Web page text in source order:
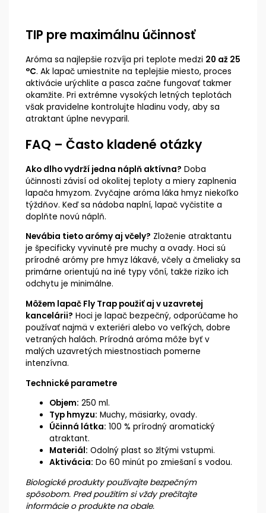
TIP pre maximálnu účinnosť
Aróma sa najlepšie rozvíja pri teplote medzi 20 až 25
°C. Ak lapač umiestnite na teplejšie miesto, proces
aktivácie urýchlite a pasca začne fungovať takmer
okamžite. Pri extrémne vysokých letných teplotách
však pravidelne kontrolujte hladinu vody, aby sa
atraktant úplne nevyparil.
FAQ – Často kladené otázky
Ako dlho vydrží jedna náplň aktívna? Doba
účinnosti závisí od okolitej teploty a miery zaplnenia
lapača hmyzom. Zvyčajne aróma láka hmyz niekoľko
týždňov. Keď sa nádoba naplní, lapač vyčistite a
doplňte novú náplň.
Nevábia tieto arómy aj včely? Zloženie atraktantu
je špecificky vyvinuté pre muchy a ovady. Hoci sú
prírodné arómy pre hmyz lákavé, včely a čmeliaky sa
primárne orientujú na iné typy vôní, takže riziko ich
odchytu je minimálne.
Môžem lapač Fly Trap použiť aj v uzavretej
kancelárii? Hoci je lapač bezpečný, odporúčame ho
používať najmä v exteriéri alebo vo veľkých, dobre
vetraných halách. Prírodná aróma môže byť v
malých uzavretých miestnostiach pomerne
intenzívna.
Technické parametre
Objem: 250 ml.
Typ hmyzu: Muchy, mäsiarky, ovady.
Účinná látka: 100 % prírodný aromatický
atraktant.
Materiál: Odolný plast so žltými vstupmi.
Aktivácia: Do 60 minút po zmiešaní s vodou.
Biologické produkty používajte bezpečným
spôsobom. Pred použitím si vždy prečítajte
informácie o produkte na obale.